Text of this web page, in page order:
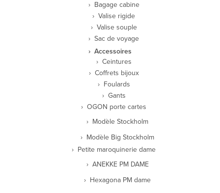
Bagage cabine
Valise rigide
Valise souple
Sac de voyage
Accessoires
Ceintures
Coffrets bijoux
Foulards
Gants
OGON porte cartes
Modèle Stockholm
Modèle Big Stockholm
Petite maroquinerie dame
ANEKKE PM DAME
Hexagona PM dame